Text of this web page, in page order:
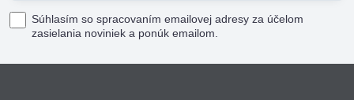
Súhlasím so spracovaním emailovej adresy za účelom
zasielania noviniek a ponúk emailom.